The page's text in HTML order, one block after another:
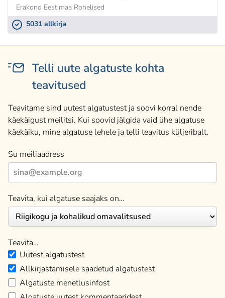
Erakond Eestimaa Rohelised
5031 allkirja
Telli uute algatuste kohta
teavitused
Teavitame sind uutest algatustest ja soovi korral nende
käekäigust meilitsi. Kui soovid jälgida vaid ühe algatuse
käekäiku, mine algatuse lehele ja telli teavitus küljeribalt.
Su meiliaadress
Teavita, kui algatuse saajaks on…
Teavita…
Uutest algatustest
Allkirjastamisele saadetud algatustest
Algatuste menetlusinfost